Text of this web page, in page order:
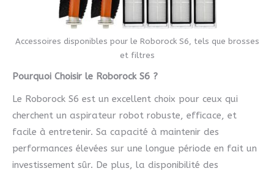
Accessoires disponibles pour le Roborock S6, tels que brosses
et filtres
Pourquoi Choisir le Roborock S6 ?
Le Roborock S6 est un excellent choix pour ceux qui
cherchent un aspirateur robot robuste, efficace, et
facile à entretenir. Sa capacité à maintenir des
performances élevées sur une longue période en fait un
investissement sûr. De plus, la disponibilité des